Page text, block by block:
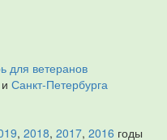
для ветеранов
и Санкт-Петербурга
, 2018, 2017, 2016 годы